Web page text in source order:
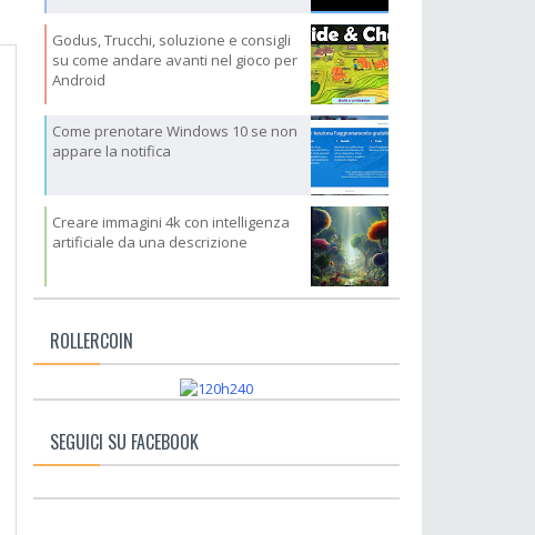
Godus, Trucchi, soluzione e consigli
su come andare avanti nel gioco per
Android
Come prenotare Windows 10 se non
appare la notifica
Creare immagini 4k con intelligenza
artificiale da una descrizione
ROLLERCOIN
SEGUICI SU FACEBOOK